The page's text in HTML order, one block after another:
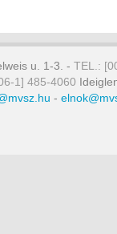
u. 1-3. - TEL.:
1] 485-4060
-